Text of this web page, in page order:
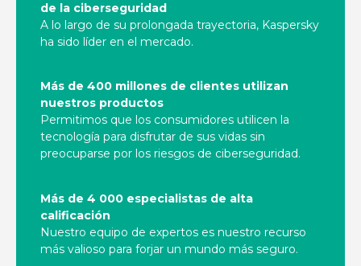
de la ciberseguridad
A lo largo de su prolongada trayectoria, Kaspersky
ha sido líder en el mercado.
Más de 400 millones de clientes utilizan
nuestros productos
Permitimos que los consumidores utilicen la
tecnología para disfrutar de sus vidas sin
preocuparse por los riesgos de ciberseguridad.
Más de 4 000 especialistas de alta
calificación
Nuestro equipo de expertos es nuestro recurso
más valioso para forjar un mundo más seguro.